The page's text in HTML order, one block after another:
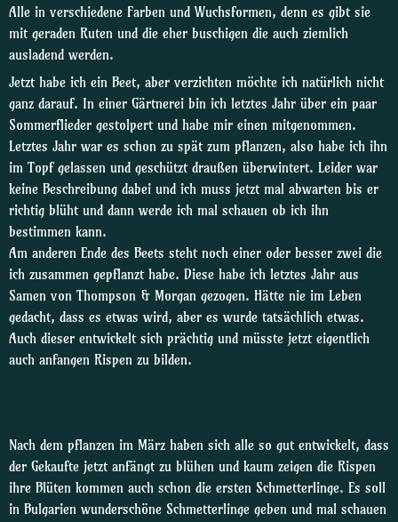
Alle in verschiedene Farben und Wuchsformen, denn es gibt sie
mit geraden Ruten und die eher buschigen die auch ziemlich
ausladend werden.
Jetzt habe ich ein Beet, aber verzichten möchte ich natürlich nicht
ganz darauf. In einer Gärtnerei bin ich letztes Jahr über ein paar
Sommerflieder gestolpert und habe mir einen mitgenommen.
Letztes Jahr war es schon zu spät zum pflanzen, also habe ich ihn
im Topf gelassen und geschützt draußen überwintert. Leider war
keine Beschreibung dabei und ich muss jetzt mal abwarten bis er
richtig blüht und dann werde ich mal schauen ob ich ihn
bestimmen kann.
Am anderen Ende des Beets steht noch einer oder besser zwei die
ich zusammen gepflanzt habe. Diese habe ich letztes Jahr aus
Samen von Thompson & Morgan gezogen. Hätte nie im Leben
gedacht, dass es etwas wird, aber es wurde tatsächlich etwas.
Auch dieser entwickelt sich prächtig und müsste jetzt eigentlich
auch anfangen Rispen zu bilden.
Nach dem pflanzen im März haben sich alle so gut entwickelt, dass
der Gekaufte jetzt anfängt zu blühen und kaum zeigen die Rispen
ihre Blüten kommen auch schon die ersten Schmetterlinge. Es soll
in Bulgarien wunderschöne Schmetterlinge geben und mal schauen